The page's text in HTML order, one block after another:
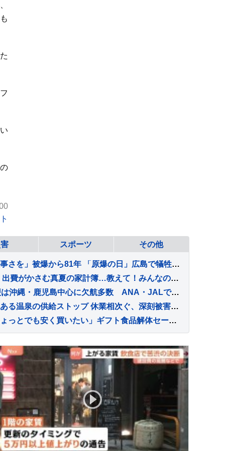
スポーツ その他
「子どもたちにも平和の大事さを」被爆から81年 「原爆の日」広島で犠牲者を追悼する灯ろう流し 灯ろうには原爆で亡くなった家族や知人の名前
猛暑・物価高にどう対抗？ 出費がかさむ真夏の家計簿…教えて！みんなの節約術、おうちで「おでかけ気分」を味わえる楽しみ方【Nスタ解説】
【台風13号の影響】空の便は沖縄・鹿児島中心に欠航多数 ANA・JALで7日･8日の欠航すでに計450便超 のべ7万5000人ほどに影響 6日午後8時現在
熊本観光にも大打撃…歴史ある温泉の供給ストップ 休業相次ぐ、深刻被害と長引く避難 復旧・支援は【地震発生から10日】【Nスタ解説】
物価高の“夏の家計簿”「ちょっとでも安く買いたい」ギフト食品解体セールには長蛇の列が 節約術は「特売日を狙って」「お泊まりディズニーから日帰りに」